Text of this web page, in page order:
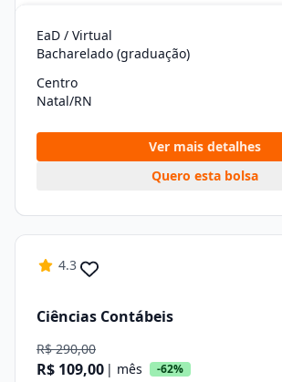
EaD / Virtual
Bacharelado (graduação)
Centro
Natal/RN
Ver mais detalhes
Quero esta bolsa
4.3
Ciências Contábeis
R$ 290,00
R$ 109,00 | mês -62%